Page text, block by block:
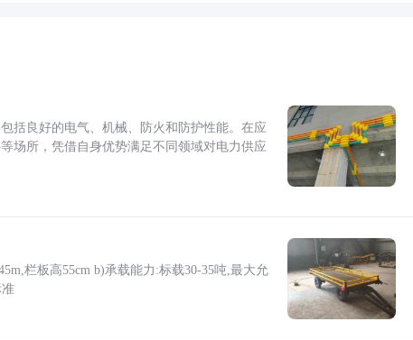
括良好的电气、机械、防火和防护性能。在应
场所，凭借自身优势满足不同领域对电力供应
栏板高55cm b)承载能力:标载30-35吨,最大允